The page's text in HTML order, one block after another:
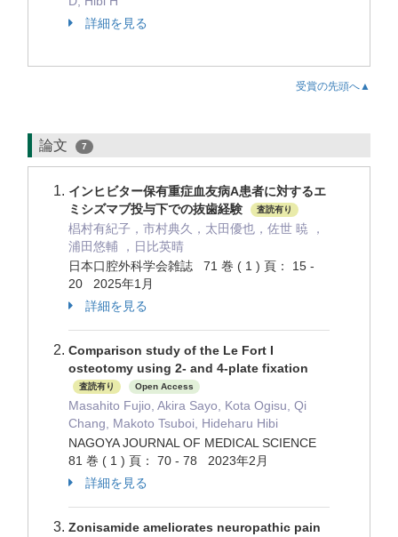
詳細を見る
受賞の先頭へ▲
論文 7
インヒビター保有重症血友病A患者に対するエ
ミシズマブ投与下での抜歯経験
査読有り
椙村有紀子，市村典久，太田優也，佐世 暁 ，
浦田悠輔 ，日比英晴
日本口腔外科学会雑誌 71 巻 ( 1 ) 頁： 15 -
20 2025年1月
詳細を見る
Comparison study of the Le Fort I
osteotomy using 2- and 4-plate fixation
査読有り Open Access
Masahito Fujio, Akira Sayo, Kota Ogisu, Qi
Chang, Makoto Tsuboi, Hideharu Hibi
NAGOYA JOURNAL OF MEDICAL SCIENCE
81 巻 ( 1 ) 頁： 70 - 78 2023年2月
詳細を見る
Zonisamide ameliorates neuropathic pain